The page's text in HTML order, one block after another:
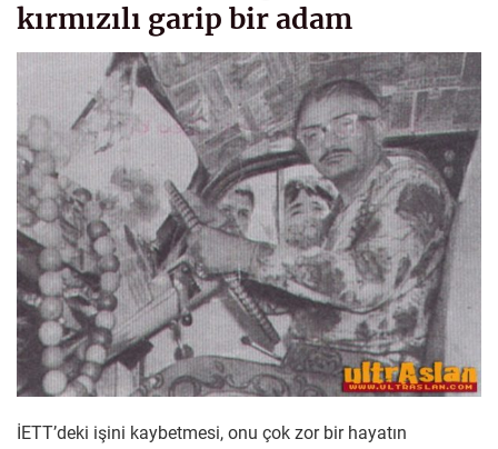
kırmızılı garip bir adam
İETT’deki işini kaybetmesi, onu çok zor bir hayatın